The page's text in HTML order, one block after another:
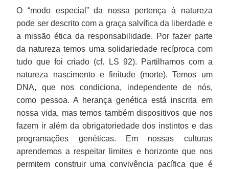
O “modo especial” da nossa pertença à natureza
pode ser descrito com a graça salvífica da liberdade e
a missão ética da responsabilidade. Por fazer parte
da natureza temos uma solidariedade recíproca com
tudo que foi criado (cf. LS 92). Partilhamos com a
natureza nascimento e finitude (morte). Temos um
DNA, que nos condiciona, independente de nós,
como pessoa. A herança genética está inscrita em
nossa vida, mas temos também dispositivos que nos
fazem ir além da obrigatoriedade dos instintos e das
programações genéticas. Em nossas culturas
aprendemos a respeitar limites e horizonte que nos
permitem construir uma convivência pacífica que é